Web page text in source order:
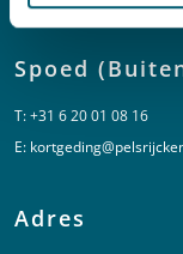
Spoed
T:+31 6 20 01 08 16
E:
Adres